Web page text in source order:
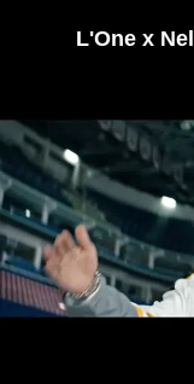
L'One x